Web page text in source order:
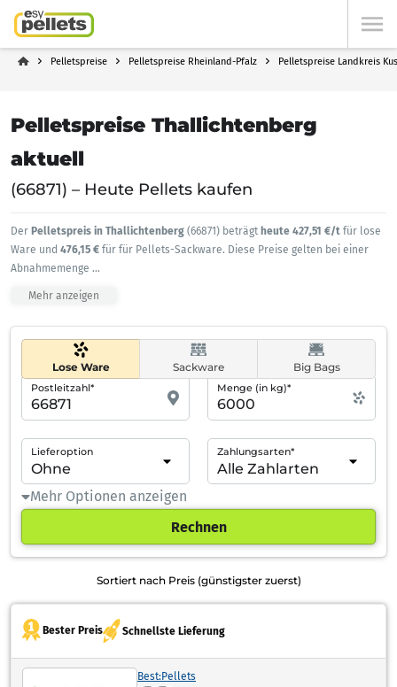
Pelletspreise Pelletspreise Rheinland-Pfalz Pelletspreise Landkreis
Pelletspreise Thallichtenberg
aktuell
(66871) – Heute Pellets kaufen
Der Pelletspreis in Thallichtenberg (66871) beträgt heute 427,51 €/t für lose
Ware und 476,15 € für für Pellets-Sackware. Diese Preise gelten bei einer
Abnahmemenge ...
Mehr anzeigen
Lose Ware Sackware Big Bags
Postleitzahl* Menge (in kg)*
Lieferoption Zahlungsarten*
Mehr Optionen anzeigen
Rechnen
Sortiert nach Preis (günstigster zuerst)
Bester Preis Schnellste Lieferung
Best:Pellets